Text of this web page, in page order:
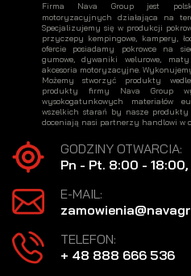
Firma Nava Group jest
motoryzacyjnych działająca na
Specjalizujemy się w produkcji
przyczepy kempingowe, kampery,
ofercie posiadamy pokrowce na
gumowe, dywaniki welurowe,
akcesoria motoryzacyjne.
Możemy stworzyć produkty
produkty firmy Nava Group
wysokogatunkowych materiałów
wszelkich starań by nasze
doceniają nasi partnerzy handlowi w
GODZINY OTWARCIA:
Pn - Pt. 8:00 -
E-MAIL:
TELEFON:
+ 48 888 666 536